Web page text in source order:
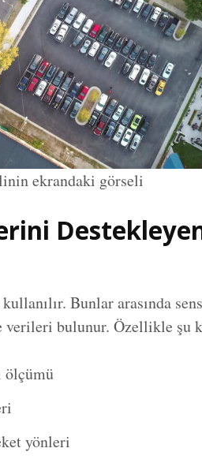
ekrandaki görseli
Bunlar arasında
verileri bulunur. Özellikle
ölçümü
yönleri